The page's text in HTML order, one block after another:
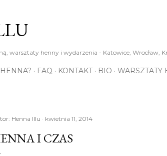
warsztaty henny i wydarzenia - Katowice, Wrocław,
FAQ KONTAKT BIO WARSZTATY
Henna Illu kwietnia 11, 2014
I CZAS